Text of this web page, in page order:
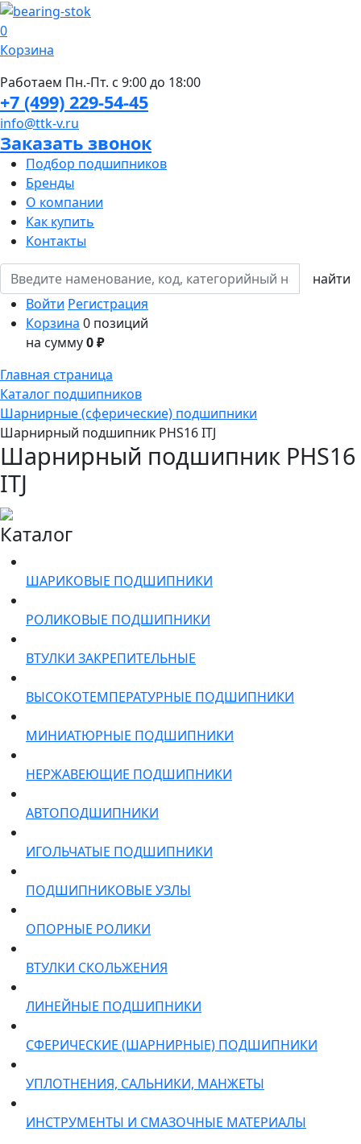
0
Корзина
Работаем Пн.-Пт. с 9:00 до 18:00
+7 (499) 229-54-45
info@ttk-v.ru
Заказать звонок
Подбор подшипников
Бренды
О компании
Как купить
Контакты
Войти Регистрация
Корзина 0 позиций
на сумму0 ₽
Главная страница
Каталог подшипников
Шарнирные (сферические) подшипники
Шарнирный подшипник PHS16 ITJ
Шарнирный подшипник PHS16
ITJ
Каталог
ШАРИКОВЫЕ ПОДШИПНИКИ
РОЛИКОВЫЕ ПОДШИПНИКИ
ВТУЛКИ ЗАКРЕПИТЕЛЬНЫЕ
ВЫСОКОТЕМПЕРАТУРНЫЕ ПОДШИПНИКИ
МИНИАТЮРНЫЕ ПОДШИПНИКИ
НЕРЖАВЕЮЩИЕ ПОДШИПНИКИ
АВТОПОДШИПНИКИ
ИГОЛЬЧАТЫЕ ПОДШИПНИКИ
ПОДШИПНИКОВЫЕ УЗЛЫ
ОПОРНЫЕ РОЛИКИ
ВТУЛКИ СКОЛЬЖЕНИЯ
ЛИНЕЙНЫЕ ПОДШИПНИКИ
СФЕРИЧЕСКИЕ (ШАРНИРНЫЕ) ПОДШИПНИКИ
УПЛОТНЕНИЯ, САЛЬНИКИ, МАНЖЕТЫ
ИНСТРУМЕНТЫ И СМАЗОЧНЫЕ МАТЕРИАЛЫ